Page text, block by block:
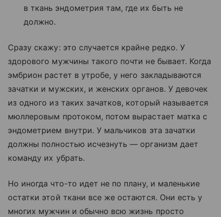
в ткань эндометрия там, где их быть не
должно.
Сразу скажу: это случается крайне редко. У
здорового мужчины такого почти не бывает. Когда
эмбрион растет в утробе, у него закладываются
зачатки и мужских, и женских органов. У девочек
из одного из таких зачатков, который называется
мюллеровым протоком, потом вырастает матка с
эндометрием внутри. У мальчиков эта зачатки
должны полностью исчезнуть — организм дает
команду их убрать.
Но иногда что-то идет не по плану, и маленькие
остатки этой ткани все же остаются. Они есть у
многих мужчин и обычно всю жизнь просто